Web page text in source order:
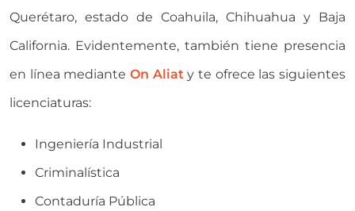
Querétaro, estado de Coahuila, Chihuahua y Baja
California. Evidentemente, también tiene presencia
en línea mediante On Aliaty te ofrece las siguientes
licenciaturas:
Ingeniería Industrial
Criminalística
Contaduría Pública